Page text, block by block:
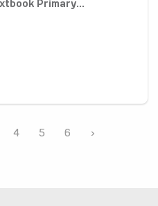
Primary...
4 5 6 ›